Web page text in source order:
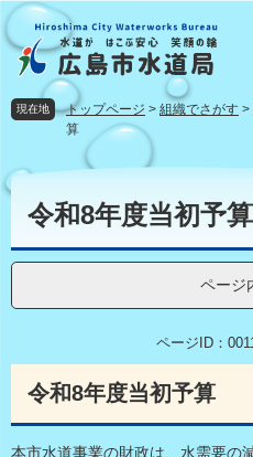
ペ
ー
先
す
。
メ
ニ
を
し
て
へ
現在地 トップページ > 組織でさがす >
算
本
令和8年度当初予算
ページ
ページID：
令和8年度当初予算
本市水道事業の財政は、水需要の